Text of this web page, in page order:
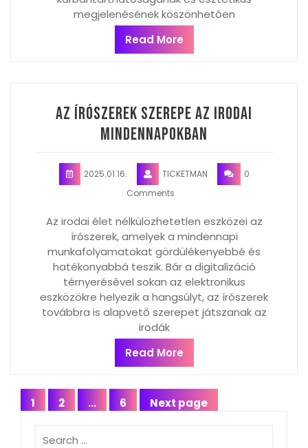
megjelenésének köszönhetően
Read More
Az írószerek szerepe az irodai
mindennapokban
2025.01.16. TICKETMAN
0
Comments
Az irodai élet nélkülözhetetlen eszközei az
írószerek, amelyek a mindennapi
munkafolyamatokat gördülékenyebbé és
hatékonyabbá teszik. Bár a digitalizáció
térnyerésével sokan az elektronikus
eszközökre helyezik a hangsúlyt, az írószerek
továbbra is alapvető szerepet játszanak az
irodák
Read More
Bejegyzés
navigáció
Page
1 Page
2 … Page
6 Next page